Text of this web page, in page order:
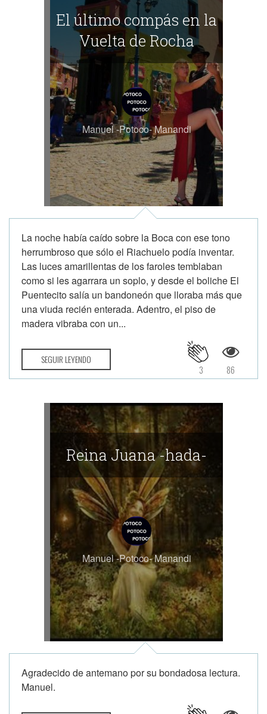
El último compás en la
Vuelta de Rocha
Manuel -Potoco- Manandi
La noche había caído sobre la Boca con ese tono
herrumbroso que sólo el Riachuelo podía inventar.
Las luces amarillentas de los faroles temblaban
como si les agarrara un soplo, y desde el boliche El
Puentecito salía un bandoneón que lloraba más que
una viuda recién enterada. Adentro, el piso de
madera vibraba con un...
SEGUIR LEYENDO
86
3
Reina Juana -hada-
Manuel -Potoco- Manandi
Agradecido de antemano por su bondadosa lectura.
Manuel.